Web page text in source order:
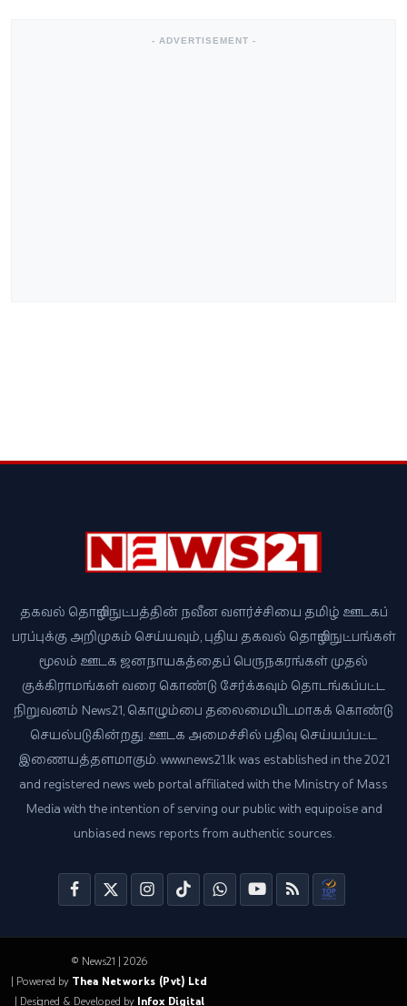
- ADVERTISEMENT -
தகவல் தொழில்நுட்பத்தின் நவீன வளர்ச்சியை தமிழ் ஊடகப்
பரப்புக்கு அறிமுகம் செய்யவும், புதிய தகவல் தொழில்நுட்பங்கள்
மூலம் ஊடக ஜனநாயகத்தைப் பெருநகரங்கள் முதல்
குக்கிராமங்கள் வரை கொண்டு சேர்க்கவும் தொடங்கப்பட்ட
நிறுவனம் News21, கொழும்பை தலைமையிடமாகக் கொண்டு
செயல்படுகின்றது. ஊடக அமைச்சில் பதிவு செய்யப்பட்ட
இணையத்தளமாகும். www.news21.lk was established in the 2021
and registered news web portal affiliated with the Ministry of Mass
Media with the intention of serving our public with equipoise and
unbiased news reports from authentic sources.
© News21 | 2026
| Powered by Thea Networks (Pvt) Ltd
| Designed & Developed by Infox Digital